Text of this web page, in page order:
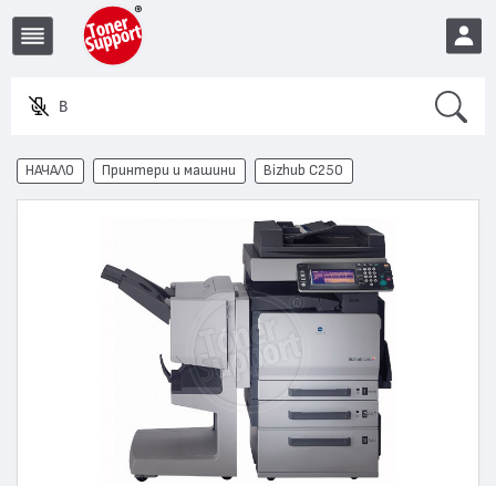
Въвед
EUR
НАЧАЛО Принтери и машини Bizhub C250